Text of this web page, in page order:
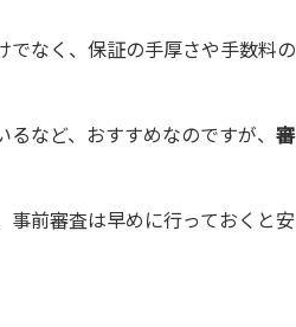
でなく、保証の手厚さや手数料の
など、おすすめなのですが、 審
事前審査は早めに行っておくと安